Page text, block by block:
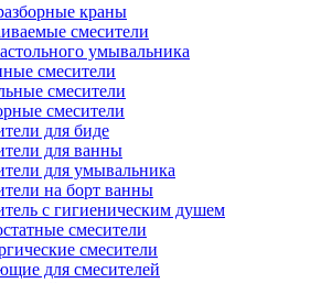
краны
смесители
умывальника
смесители
смесители
смесители
для биде
для ванны
для умывальника
на борт ванны
с гигиеническим душем
смесители
смесители
для смесителей